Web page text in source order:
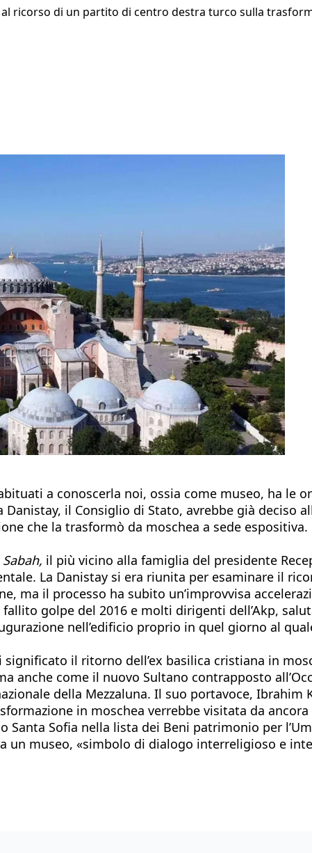
ricorso di un partito di centro destra turco sulla
a conoscerla noi, ossia come museo, ha le
il Consiglio di Stato, avrebbe già deciso
che la trasformò da moschea a sede
Sabah, il più vicino alla famiglia del presidente
La Danistay si era riunita per esaminare il
ma il processo ha subito un’improvvisa
golpe del 2016 e molti dirigenti dell’Akp,
nell’edificio proprio in quel giorno al
il ritorno dell’ex basilica cristiana in
anche come il nuovo Sultano contrapposto
della Mezzaluna. Il suo portavoce,
in moschea verrebbe visitata da
Santa Sofia nella lista dei Beni patrimonio per
un museo, «simbolo di dialogo interreligioso e